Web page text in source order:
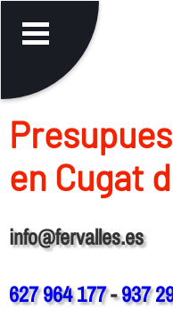
en Cugat
info@fervalles.es
627 964 177-937